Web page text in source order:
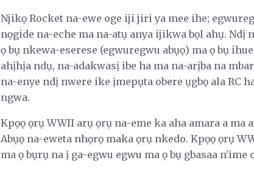
Njikọ Rocket na-ewe oge iji jiri ya mee ihe;
nọgide na-eche ma na-atụ anya ijikwa bọl ahụ. Ndị
ọ bụ nkewa-eserese (egwuregwu abụọ) ma ọ bụ
ahịhịa ndụ, na-adakwasị ibe ha ma na-arịba na
na-enye ndị nwere ike ịmepụta obere ụgbọ ala RC
ngwa.
Kpọọ ọrụ WWII arụ ọrụ na-eme ka aha amara a
Abụọ na-eweta nhọrọ maka ọrụ nkedo. Kpọọ ọrụ
ma ọ bụrụ na ị ga-egwu egwu ma ọ bụ gbasaa